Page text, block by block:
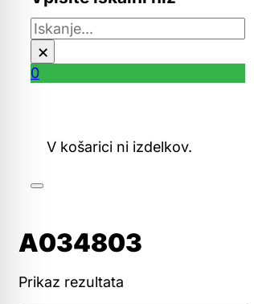
Išči
×
0
V košarici ni izdelkov.
A034803
Prikaz rezultata